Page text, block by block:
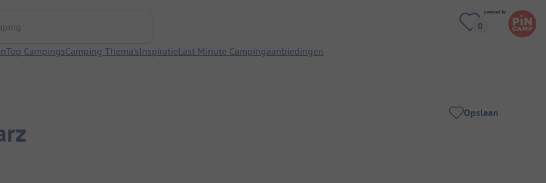
Top CampingsCamping Thema'sInspiratieLast Minute Campingaanbiedingen
Opslaan